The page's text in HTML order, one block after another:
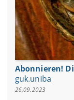
Abonnieren!
guk.uniba
26.09.2023